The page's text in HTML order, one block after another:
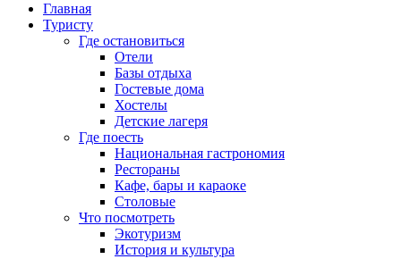
Главная
Туристу
Где остановиться
Отели
Базы отдыха
Гостевые дома
Хостелы
Детские лагеря
Где поесть
Национальная гастрономия
Рестораны
Кафе, бары и караоке
Столовые
Что посмотреть
Экотуризм
История и культура